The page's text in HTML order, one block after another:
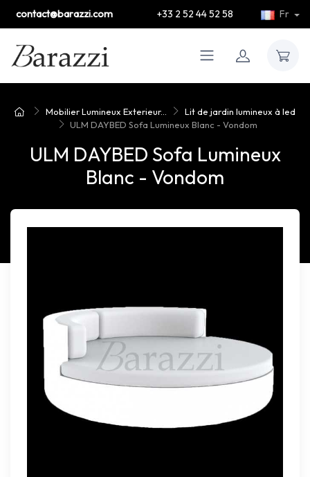
contact@barazzi.com +33 2 52 44 52 58 Fr
Mobilier Lumineux Exterieur...
Lit de jardin lumineux à led
ULM DAYBED Sofa Lumineux Blanc - Vondom
ULM DAYBED Sofa Lumineux
Blanc - Vondom